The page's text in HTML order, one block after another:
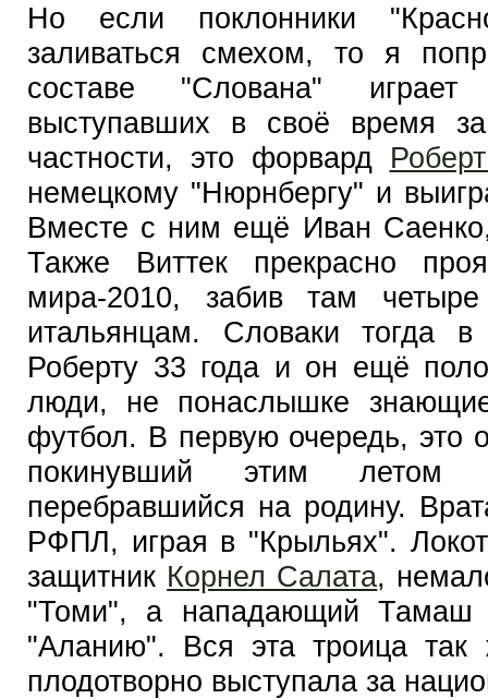
Но если поклонники
заливаться смехом, то я
составе "Слована" играет
выступавших в своё время
частности, это форвард
немецкому "Нюрнбергу" и
Вместе с ним ещё Иван
Также Виттек прекрасно
мира-2010, забив там
итальянцам. Словаки
Роберту 33 года и он ещё
люди, не понаслышке
футбол. В первую очередь, это
покинувший этим летом
перебравшийся на родину.
РФПЛ, играя в "Крыльях".
защитник Корнел Салата,
"Томи", а нападающий Тамаш
"Аланию". Вся эта троица
плодотворно выступала за